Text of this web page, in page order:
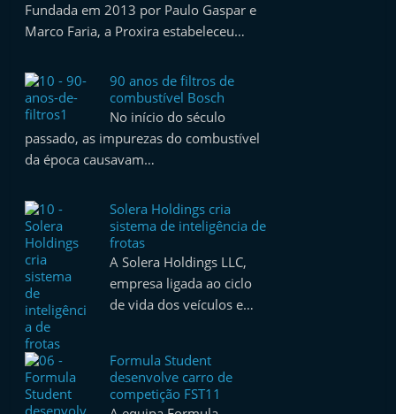
Fundada em 2013 por Paulo Gaspar e
Marco Faria, a Proxira estabeleceu…
90 anos de filtros de
combustível Bosch
No início do século
passado, as impurezas do combustível
da época causavam…
Solera Holdings cria
sistema de inteligência de
frotas
A Solera Holdings LLC,
empresa ligada ao ciclo
de vida dos veículos e…
Formula Student
desenvolve carro de
competição FST11